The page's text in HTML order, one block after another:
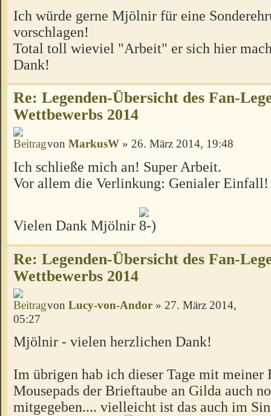
Ich würde gerne Mjölnir für eine
vorschlagen!
Total toll wieviel "Arbeit" er sich hier
Dank!
Re: Legenden-Übersicht des Fan-
Wettbewerbs 2014
von MarkusW » 26. März 2014, 19:48
Ich schließe mich an! Super Arbeit.
Vor allem die Verlinkung: Genialer Einfall!
Vielen Dank Mjölnir
Re: Legenden-Übersicht des Fan-
Wettbewerbs 2014
von Lucy-von-Andor » 27. März 2014,
05:27
Mjölnir - vielen herzlichen Dank!
Im übrigen hab ich dieser Tage mit meiner
Mousepads der Brieftaube an Gilda auch
mitgegeben.... vielleicht ist das auch im